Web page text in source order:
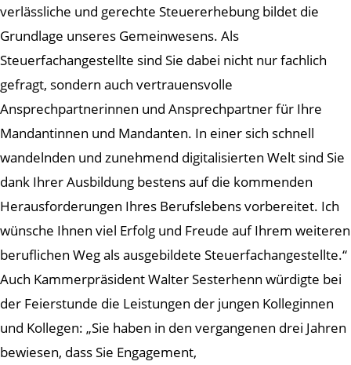
verlässliche und gerechte Steuererhebung bildet die
Grundlage unseres Gemeinwesens. Als
Steuerfachangestellte sind Sie dabei nicht nur fachlich
gefragt, sondern auch vertrauensvolle
Ansprechpartnerinnen und Ansprechpartner für Ihre
Mandantinnen und Mandanten. In einer sich schnell
wandelnden und zunehmend digitalisierten Welt sind Sie
dank Ihrer Ausbildung bestens auf die kommenden
Herausforderungen Ihres Berufslebens vorbereitet. Ich
wünsche Ihnen viel Erfolg und Freude auf Ihrem weiteren
beruflichen Weg als ausgebildete Steuerfachangestellte.“
Auch Kammerpräsident Walter Sesterhenn würdigte bei
der Feierstunde die Leistungen der jungen Kolleginnen
und Kollegen: „Sie haben in den vergangenen drei Jahren
bewiesen, dass Sie Engagement,